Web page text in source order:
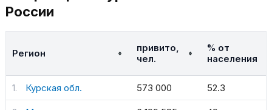
России
Регион
привито,
чел.
% от
населения
Курская обл. 573 000 52.3